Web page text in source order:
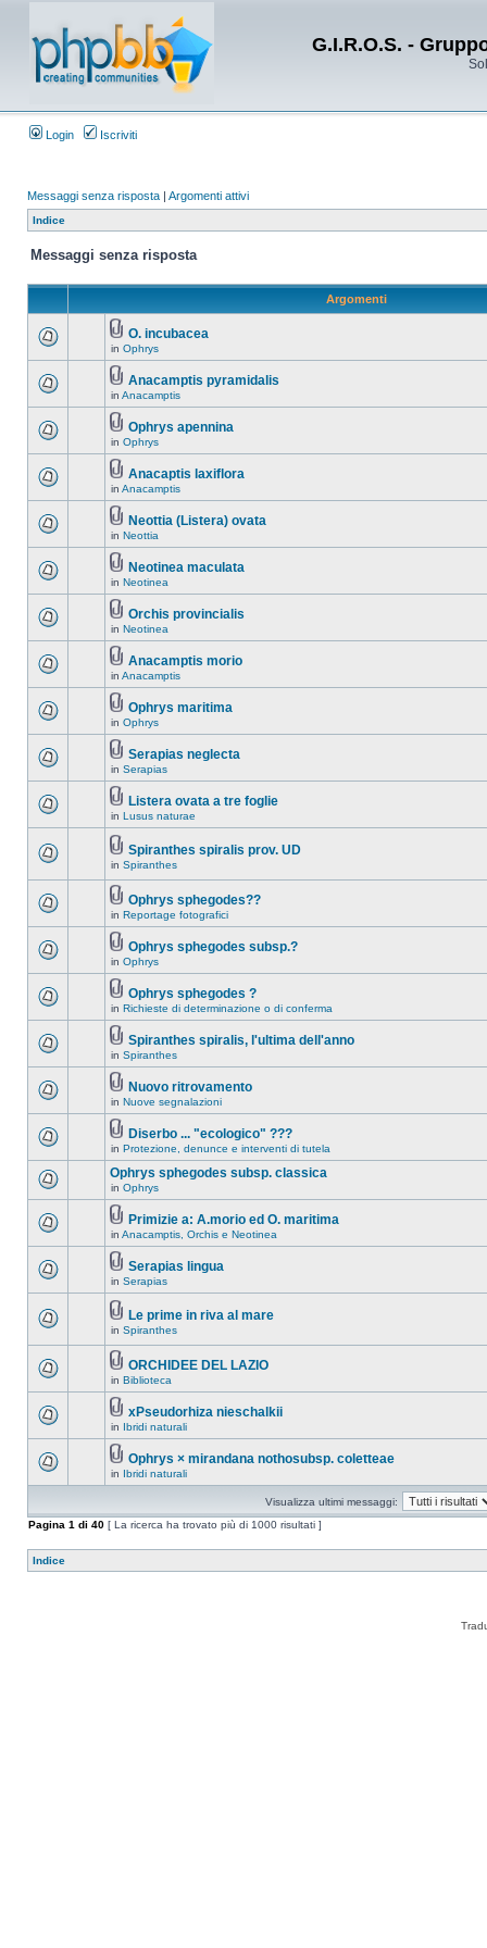
G.I.R.O.S. -
Login Iscriviti
Messaggi senza risposta | Argomenti attivi
Indice
Messaggi senza risposta
Argomenti
O. incubacea
in Ophrys
Anacamptis pyramidalis
in Anacamptis
Ophrys apennina
in Ophrys
Anacaptis laxiflora
in Anacamptis
Neottia (Listera) ovata
in Neottia
Neotinea maculata
in Neotinea
Orchis provincialis
in Neotinea
Anacamptis morio
in Anacamptis
Ophrys maritima
in Ophrys
Serapias neglecta
in Serapias
Listera ovata a tre foglie
in Lusus naturae
Spiranthes spiralis prov. UD
in Spiranthes
Ophrys sphegodes??
in Reportage fotografici
Ophrys sphegodes subsp.?
in Ophrys
Ophrys sphegodes ?
in Richieste di determinazione o di conferma
Spiranthes spiralis, l'ultima dell'anno
in Spiranthes
Nuovo ritrovamento
in Nuove segnalazioni
Diserbo ... "ecologico" ???
in Protezione, denunce e interventi di tutela
Ophrys sphegodes subsp. classica
in Ophrys
Primizie a: A.morio ed O. maritima
in Anacamptis, Orchis e Neotinea
Serapias lingua
in Serapias
Le prime in riva al mare
in Spiranthes
ORCHIDEE DEL LAZIO
in Biblioteca
xPseudorhiza nieschalkii
in Ibridi naturali
Ophrys × mirandana nothosubsp. coletteae
in Ibridi naturali
Visualizza ultimi messaggi:
Pagina 1 di 40 [ La ricerca ha trovato più di 1000 risultati ]
Indice